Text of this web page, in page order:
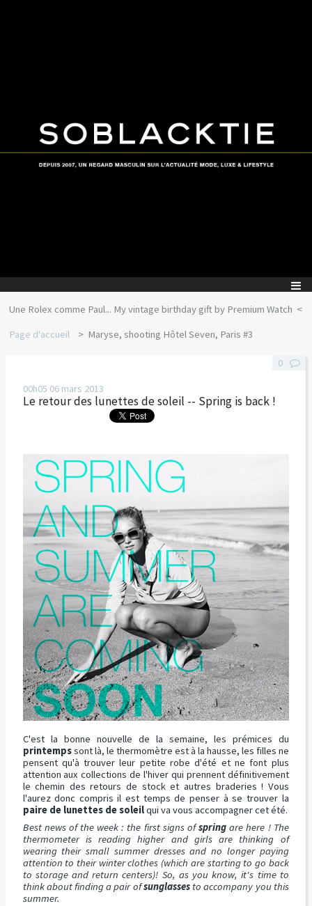
Une Rolex comme Paul... My vintage birthday gift by Premium Watch
Page d'accueil
Maryse, shooting Hôtel Seven, Paris #3
00h05 06 mars 2013
Le retour des lunettes de soleil -- Spring is back !
C'est la bonne nouvelle de la semaine, les prémices du
printempssont là, le thermomètre est à la hausse, les filles ne
pensent qu'à trouver leur petite robe d'été et ne font plus
attention aux collections de l'hiver qui prennent définitivement
le chemin des retours de stock et autres braderies ! Vous
l'aurez donc compris il est temps de penser à se trouver la
paire de lunettes de soleilqui va vous accompagner cet été.
Best news of the week : the first signs ofspring are here ! The
thermometer is reading higher and girls are thinking of
wearing their small summer dresses and no longer paying
attention to their winter clothes (which are starting to go back
to storage and return centers)! So, as you know, it's time to
think about finding a pair ofsunglassesto accompany you this
summer.
0